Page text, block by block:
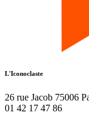
L'Iconoclaste
26 rue Jacob 75006
01 42 17 47 86